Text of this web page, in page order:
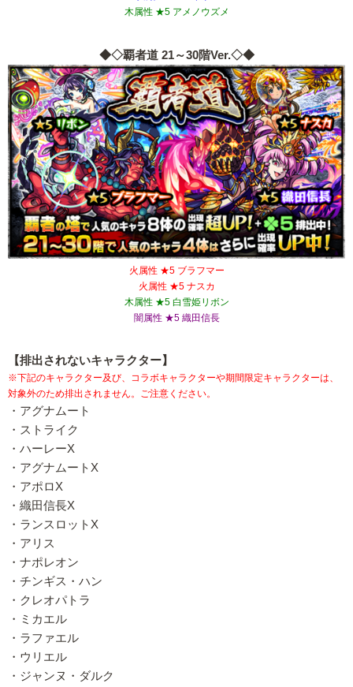
木属性 ★5 アメノウズメ
◆◇覇者道 21～30階Ver.◇◆
火属性 ★5 ブラフマー
火属性 ★5 ナスカ
木属性 ★5 白雪姫リボン
闇属性 ★5 織田信長
【排出されないキャラクター】
※下記のキャラクター及び、コラボキャラクターや期間限定キャラクターは、
対象外のため排出されません。ご注意ください。
・アグナムート
・ストライク
・ハーレーX
・アグナムートX
・アポロX
・織田信長X
・ランスロットX
・アリス
・ナポレオン
・チンギス・ハン
・クレオパトラ
・ミカエル
・ラファエル
・ウリエル
・ジャンヌ・ダルク